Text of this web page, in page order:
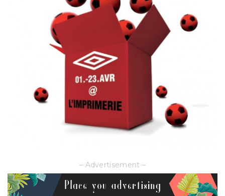
– Advertisement –